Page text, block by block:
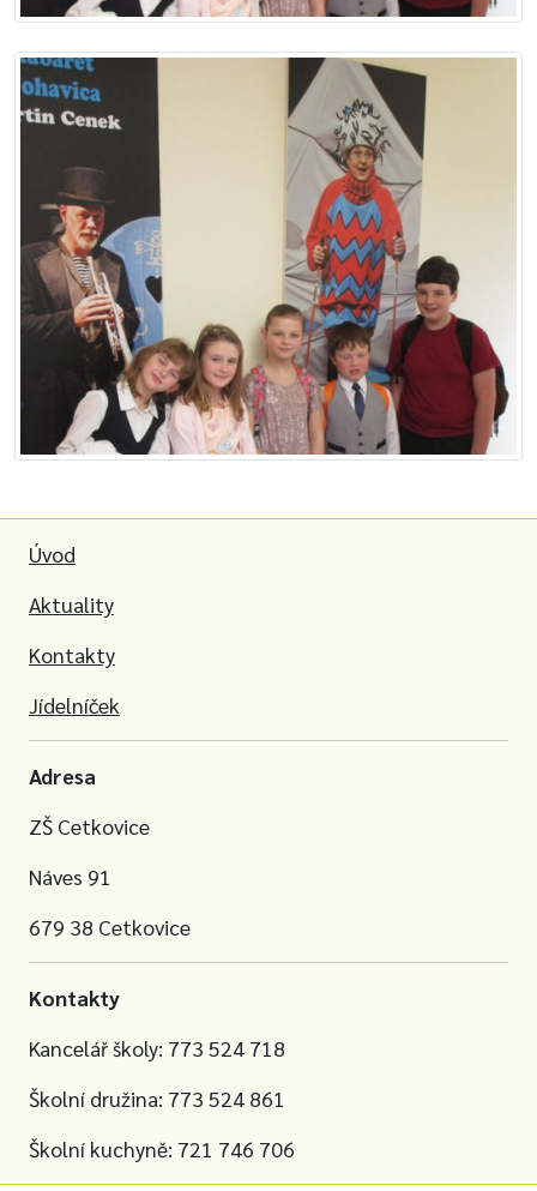
Úvod
Aktuality
Kontakty
Jídelníček
Adresa
ZŠ Cetkovice
Náves 91
679 38 Cetkovice
Kontakty
Kancelář školy: 773 524 718
Školní družina: 773 524 861
Školní kuchyně: 721 746 706